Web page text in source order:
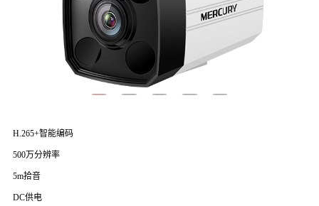
H.265+智能编码
500万分辨率
5m拾音
DC供电